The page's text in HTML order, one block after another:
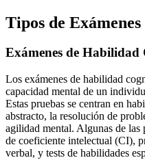
Tipos de
Exámenes de
Los exámenes de habilidad
capacidad mental de un
Estas pruebas se centran en
abstracto, la resolución de
agilidad mental. Algunas de las
de coeficiente intelectual (CI),
verbal, y tests de habilidades